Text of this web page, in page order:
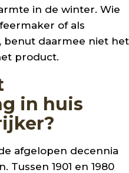
in de winter. Wie
of als
benut daarmee niet het
product.
in huis
afgelopen decennia
1901 en 1980